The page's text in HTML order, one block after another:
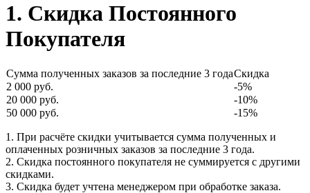
1. Скидка Постоянного
Покупателя
Сумма полученных заказов за последние 3 годаСкидка
2 000 руб.
-5%
20 000 руб.
-10%
50 000 руб.
-15%
1. При расчёте скидки учитывается сумма полученных и
оплаченных розничных заказов за последние 3 года.
2. Скидка постоянного покупателя не суммируется с другими
скидками.
3. Скидка будет учтена менеджером при обработке заказа.